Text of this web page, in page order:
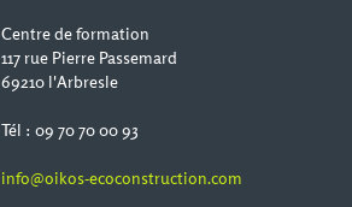
Centre de formation
117 rue Pierre Passemard
69210 l'Arbresle
Tél : 09 70 70 00 93
info@oikos-ecoconstruction.com